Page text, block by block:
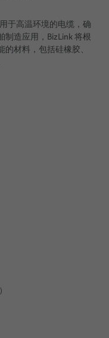
于高温环境的电缆，确
制造应用，BizLink 将根
材料，包括硅橡胶、